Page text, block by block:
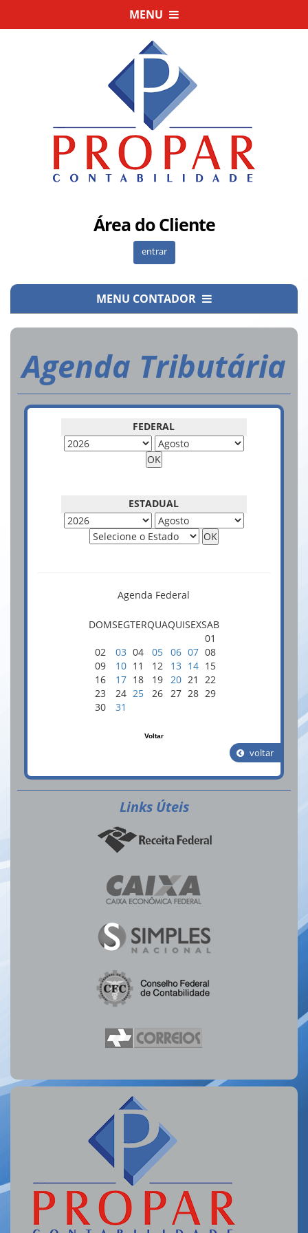
Área do Cliente
entrar
MENU CONTADOR
MENU
Agenda Tributária
FEDERAL
ESTADUAL
Agenda Federal
DOMSEGTERQUAQUISEXSAB
01
02
03 04 05 06 07 08
09
10 11 12 13 14 15
16
17 18 19 20 21
22
23
24 25 26 27 28 29
30
31
Voltar
voltar
Links Úteis